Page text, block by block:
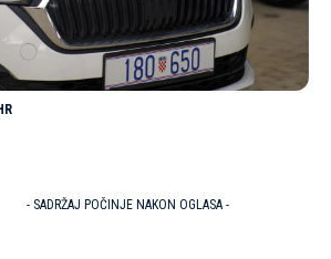
- SADRŽAJ POČINJE NAKON OGLASA -